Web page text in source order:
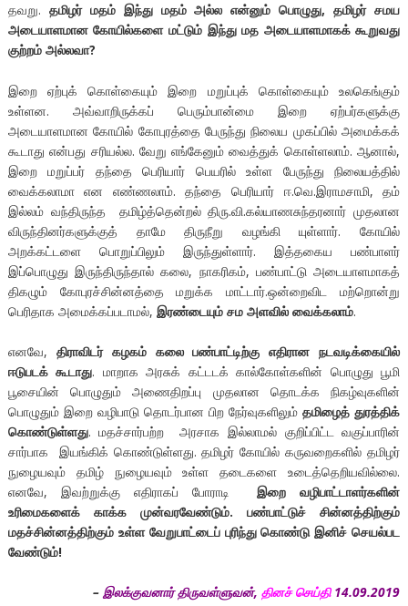
தவறு. தமிழர் மதம் இந்து மதம் அல்ல என்னும் பொழுது,தமிழர் சமய
அடையாளமான கோயில்களை மட்டும் இந்து மத அடையாளமாகக் கூறுவது
குற்றம் அல்லவா?
இறை ஏற்புக் கொள்கையும் இறை மறுப்புக் கொள்கையும் உலகெங்கும்
உள்ளன. அவ்வாறிருக்கப் பெரும்பான்மை இறை ஏற்பர்களுக்கு
அடையாளமான கோயில் கோபுரத்தை பேருந்து நிலைய முகப்பில் அமைக்கக்
கூடாது என்பது சரியல்ல. வேறு எங்கேனும் வைத்துக் கொள்ளலாம். ஆனால்,
இறை மறுப்பர் தந்தை பெரியார் பெயரில் உள்ள பேருந்து நிலையத்தில்
வைக்கலாமா என எண்ணலாம். தந்தை பெரியார் ஈ.வெ.இராமசாமி, தம்
இல்லம் வந்திருந்த தமிழ்த்தென்றல் திரு.வி.கல்யாணசுந்தரனார் முதலான
விருந்தினர்களுக்குத் தாமே திருநீறு வழங்கி யுள்ளார். கோயில்
அறக்கட்டளை பொறுப்பிலும் இருந்துள்ளார். இத்தகைய பண்பாளர்
இப்பொழுது இருந்திருந்தால் கலை, நாகரிகம், பண்பாட்டு அடையாளமாகத்
திகழும் கோபுரச்சின்னத்தை மறுக்க மாட்டார்.ஒன்றைவிட மற்றொன்று
பெரிதாக அமைக்கப்படாமல், இரண்டையும் சம அளவில் வைக்கலாம்.
எனவே, திராவிடர் கழகம் கலை பண்பாட்டிற்கு எதிரான நடவடிக்கையில்
ஈடுபடக் கூடாது. மாறாக அரசுக் கட்டடக் கால்கோள்களின் பொழுது பூமி
பூசையின் பொழுதும் அணைதிறப்பு முதலான தொடக்க நிகழ்வுகளின்
பொழுதும் இறை வழிபாடு தொடர்பான பிற நேர்வுகளிலும்தமிழைத் துரத்திக்
கொண்டுள்ளது. மதச்சார்பற்ற அரசாக இல்லாமல் குறிப்பிட்ட வகுப்பாரின்
சார்பாக இயங்கிக் கொண்டுள்ளது. தமிழர் கோயில் கருவறைகளில் தமிழர்
நுழையவும் தமிழ் நுழையவும் உள்ள தடைகளை உடைத்தெறியவில்லை.
எனவே, இவற்றுக்கு எதிராகப் போராடிஇறை
வழிபாட்டாளர்களின்
உரிமைகளைக்
காக்க முன்வரவேண்டும்.பண்பாட்டுச்
சின்னத்திற்கும்
மதச்சின்னத்திற்கும் உள்ள வேறுபாட்டைப் புரிந்து கொண்டு இனிச் செயல்பட
வேண்டும்!
–இலக்குவனார் திருவள்ளுவன்,தினச் செய்தி14.09.2019